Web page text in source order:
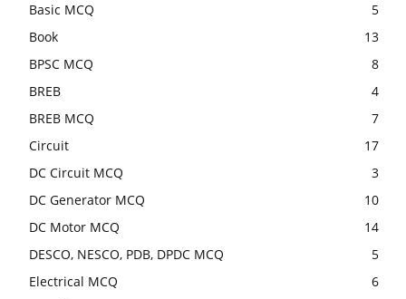
Basic MCQ
5
Book
13
BPSC MCQ
8
BREB
4
BREB MCQ
7
Circuit
17
DC Circuit MCQ
3
DC Generator MCQ
10
DC Motor MCQ
14
DESCO, NESCO, PDB, DPDC MCQ
5
Electrical MCQ
6